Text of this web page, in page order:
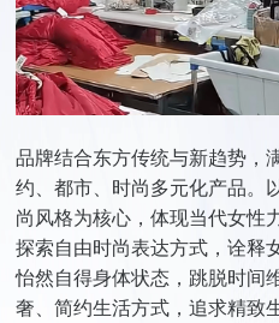
品牌结合东方传统与新趋势，
约、都市、时尚多元化产品。
尚风格为核心，体现当代女性
探索自由时尚表达方式，诠释
怡然自得身体状态，跳脱时间
奢、简约生活方式，追求精致生